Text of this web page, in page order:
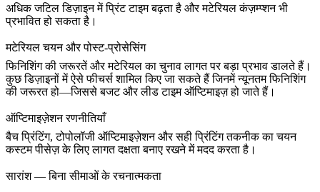
अधिक जटिल डिज़ाइन में प्रिंट टाइम बढ़ता है और मटेरियल कंज़म्प्शन भी
प्रभावित हो सकता है।
मटेरियल चयन और पोस्ट-प्रोसेसिंग
फिनिशिंग की जरूरतें और मटेरियल का चुनाव लागत पर बड़ा प्रभाव डालते हैं।
कुछ डिज़ाइनों में ऐसे फीचर्स शामिल किए जा सकते हैं जिनमें न्यूनतम फिनिशिंग
की जरूरत हो—जिससे बजट और लीड टाइम ऑप्टिमाइज़ हो जाते हैं।
ऑप्टिमाइज़ेशन रणनीतियाँ
बैच प्रिंटिंग, टोपोलॉजी ऑप्टिमाइज़ेशन और सही प्रिंटिंग तकनीक का चयन
कस्टम पीसेज़ के लिए लागत दक्षता बनाए रखने में मदद करता है।
सारांश — बिना सीमाओं के रचनात्मकता